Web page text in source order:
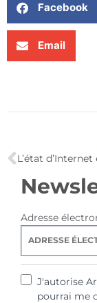
Facebook
Email
Adresse
J'autorise
pourrai me